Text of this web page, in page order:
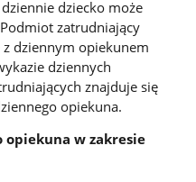
dziecko może
zatrudniający
dziennym opiekunem
dziennych
znajduje się
opiekuna.
opiekuna w zakresie